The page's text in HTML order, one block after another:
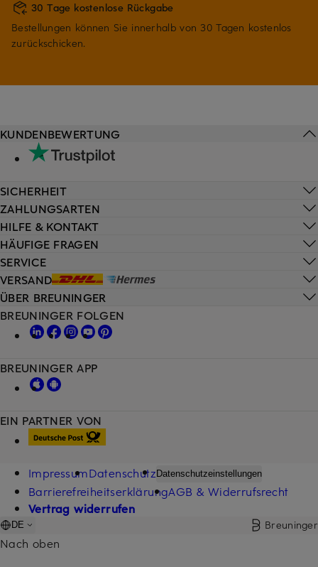
30 Tage kostenlose Rückgabe
Bestellungen können Sie innerhalb von 30 Tagen kostenlos
zurückschicken.
HILFE & KONTAKT
HÄUFIGE FRAGEN
SERVICE
VERSAND
KUNDENBEWERTUNG
SICHERHEIT
ZAHLUNGSARTEN
ÜBER BREUNINGER
EIN PARTNER VON
BREUNINGER FOLGEN
BREUNINGER APP
ImpressumDatenschutz Datenschutzeinstellungen
BarrierefreiheitserklärungAGB & Widerrufsrecht
Vertrag widerrufen
DE Breuninger
Nach oben